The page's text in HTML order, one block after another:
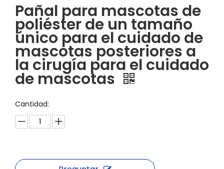
Pañal para mascotas de
poliéster de un tamaño
único para el cuidado de
mascotas posteriores a
la cirugía para el cuidado
de mascotas
Cantidad: